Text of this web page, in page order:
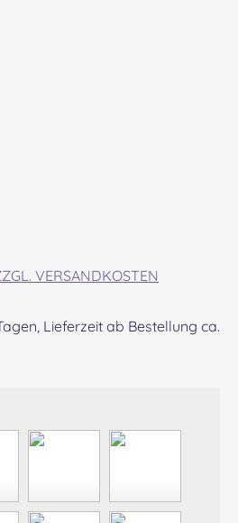
VERSANDKOSTEN
Lieferzeit ab Bestellung ca.
MODERNMODERN
AGNEW ANCIENTANDERSON